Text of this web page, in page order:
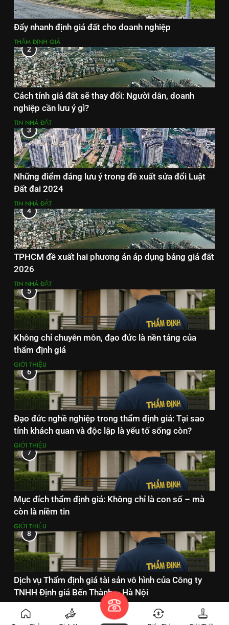
Đẩy nhanh định giá đất cho doanh nghiệp
THẨM ĐỊNH GIÁ
2
Cách tính giá đất sẽ thay đổi: Người dân, doanh
nghiệp cần lưu ý gì?
TIN NHÀ ĐẤT
3
Những điểm đáng lưu ý trong đề xuất sửa đổi Luật
Đất đai 2024
TIN NHÀ ĐẤT
4
TPHCM đề xuất hai phương án áp dụng bảng giá đất
2026
TIN NHÀ ĐẤT
5
Không chỉ chuyên môn, đạo đức là nền tảng của
thẩm định giá
GIỚI THIỆU
6
Đạo đức nghề nghiệp trong thẩm định giá: Tại sao
tính khách quan và độc lập là yếu tố sống còn?
GIỚI THIỆU
7
Mục đích thẩm định giá: Không chỉ là con số – mà
còn là niềm tin
GIỚI THIỆU
8
Dịch vụ Thẩm định giá tài sản vô hình của Công ty
TNHH Định giá Bến Thành – Hà Nội
DỊCH VỤ THẨM ĐỊNH GIÁ